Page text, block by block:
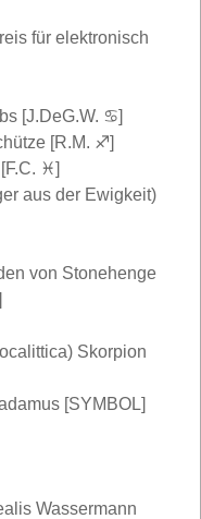
für elektronisch
[J.DeG.W. ♋]
[R.M. ♐]
♓]
aus der Ewigkeit)
von Stonehenge
Skorpion
[SYMBOL]
Wassermann